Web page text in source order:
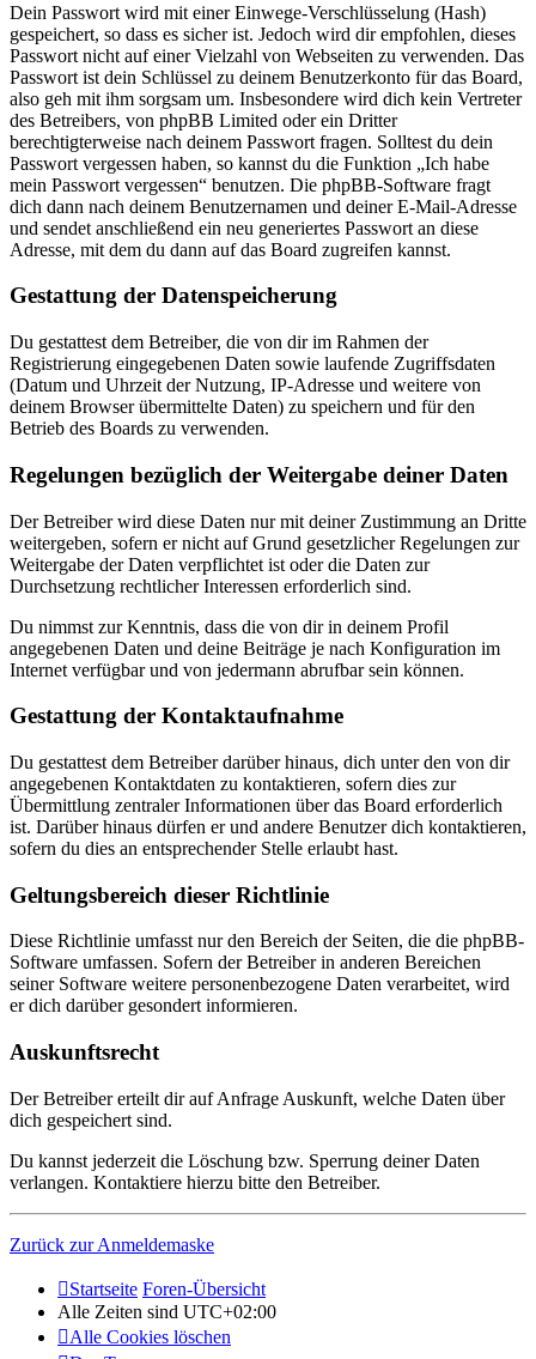
Dein Passwort wird mit einer Einwege-Verschlüsselung (Hash)
gespeichert, so dass es sicher ist. Jedoch wird dir empfohlen, dieses
Passwort nicht auf einer Vielzahl von Webseiten zu verwenden. Das
Passwort ist dein Schlüssel zu deinem Benutzerkonto für das Board,
also geh mit ihm sorgsam um. Insbesondere wird dich kein Vertreter
des Betreibers, von phpBB Limited oder ein Dritter
berechtigterweise nach deinem Passwort fragen. Solltest du dein
Passwort vergessen haben, so kannst du die Funktion „Ich habe
mein Passwort vergessen“ benutzen. Die phpBB-Software fragt
dich dann nach deinem Benutzernamen und deiner E-Mail-Adresse
und sendet anschließend ein neu generiertes Passwort an diese
Adresse, mit dem du dann auf das Board zugreifen kannst.
Gestattung der Datenspeicherung
Du gestattest dem Betreiber, die von dir im Rahmen der
Registrierung eingegebenen Daten sowie laufende Zugriffsdaten
(Datum und Uhrzeit der Nutzung, IP-Adresse und weitere von
deinem Browser übermittelte Daten) zu speichern und für den
Betrieb des Boards zu verwenden.
Regelungen bezüglich der Weitergabe deiner Daten
Der Betreiber wird diese Daten nur mit deiner Zustimmung an Dritte
weitergeben, sofern er nicht auf Grund gesetzlicher Regelungen zur
Weitergabe der Daten verpflichtet ist oder die Daten zur
Durchsetzung rechtlicher Interessen erforderlich sind.
Du nimmst zur Kenntnis, dass die von dir in deinem Profil
angegebenen Daten und deine Beiträge je nach Konfiguration im
Internet verfügbar und von jedermann abrufbar sein können.
Gestattung der Kontaktaufnahme
Du gestattest dem Betreiber darüber hinaus, dich unter den von dir
angegebenen Kontaktdaten zu kontaktieren, sofern dies zur
Übermittlung zentraler Informationen über das Board erforderlich
ist. Darüber hinaus dürfen er und andere Benutzer dich kontaktieren,
sofern du dies an entsprechender Stelle erlaubt hast.
Geltungsbereich dieser Richtlinie
Diese Richtlinie umfasst nur den Bereich der Seiten, die die phpBB-
Software umfassen. Sofern der Betreiber in anderen Bereichen
seiner Software weitere personenbezogene Daten verarbeitet, wird
er dich darüber gesondert informieren.
Auskunftsrecht
Der Betreiber erteilt dir auf Anfrage Auskunft, welche Daten über
dich gespeichert sind.
Du kannst jederzeit die Löschung bzw. Sperrung deiner Daten
verlangen. Kontaktiere hierzu bitte den Betreiber.
Zurück zur Anmeldemaske
Startseite Foren-Übersicht
Alle Zeiten sind UTC+02:00
Alle Cookies löschen